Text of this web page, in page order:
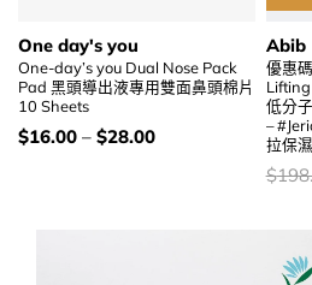
One day's you
One-day’s you Dual Nose Pack
Pad 黑頭導出液專用雙面鼻頭棉片
10 Sheets
價
$16.00– $28.00
Abib
優惠
低分
–
拉保濕
價
$